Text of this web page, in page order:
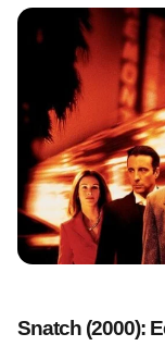
Snatch (2000):